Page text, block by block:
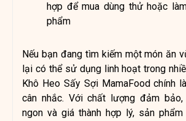
hợp để mua dùng thử hoặc
phẩm
Nếu bạn đang tìm kiếm một món ăn
lại có thể sử dụng linh hoạt trong
Khô Heo Sấy Sợi MamaFood chính
cân nhắc. Với chất lượng đảm
ngon và giá thành hợp lý, sản